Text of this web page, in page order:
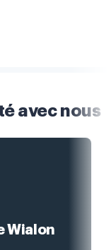
avec nous
Wialon